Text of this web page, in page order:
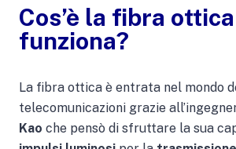
Cos’è la fibra
funziona?
La fibra ottica è entrata nel mondo
telecomunicazioni grazie
Kao che pensò di sfruttare la sua